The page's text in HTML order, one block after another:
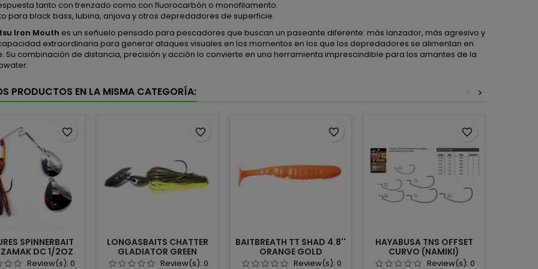
tanto con trenzado como con fluorocarbón o monofilamento.
para black bass, lubina, anjova y otros depredadores de superficie.
Iron Mouth es un señuelo pensado para pescadores que buscan un paseante diferente: más lanzador, más agresivo y
extraordinaria para generar ataques visuales en los momentos en los que los depredadores se alimentan en
Su combinación de distancia, precisión y acción lo convierte en una herramienta imprescindible para los amantes de la
PRODUCTOS EN LA MISMA CATEGORÍA: >
<
SPINNERBAIT
DC 1/2OZ
SPECIAL
Review(s): 0
favorite_border
LONGASBAITS CHATTER
GLADIATOR GREEN
PUMPKIN CHARTREUSE
Review(s): 0
favorite_border
BAITBREATH TT SHAD 4.8''
ORANGE GOLD
Review(s): 0
favorite_border
HAYABUSA TNS OFFSET
CURVO (NAMIKI)
Review(s): 0
favorite_border